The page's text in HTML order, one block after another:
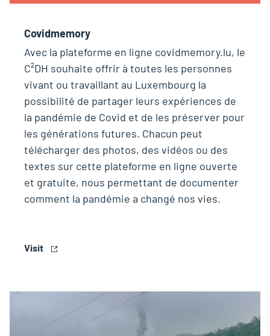
Covidmemory
Avec la plateforme en ligne covidmemory.lu, le
C²DH souhaite offrir à toutes les personnes
vivant ou travaillant au Luxembourg la
possibilité de partager leurs expériences de
la pandémie de Covid et de les préserver pour
les générations futures. Chacun peut
télécharger des photos, des vidéos ou des
textes sur cette plateforme en ligne ouverte
et gratuite, nous permettant de documenter
comment la pandémie a changé nos vies.
Visit